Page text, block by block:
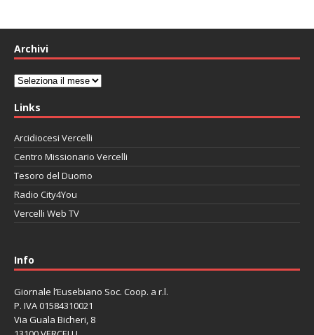
Archivi
Archivi
Links
Arcidiocesi Vercelli
Centro Missionario Vercelli
Tesoro del Duomo
Radio City4You
Vercelli Web TV
Info
Giornale l’Eusebiano Soc. Coop. a r.l.
P. IVA 01584310021
Via Guala Bicheri, 8